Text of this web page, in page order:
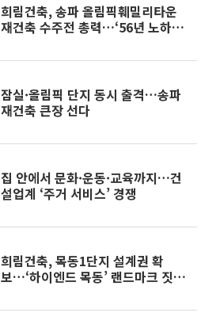
희림건축, 송파 올림픽훼밀리타운
재건축 수주전 총력…‘56년 노하우’
잠실·올림픽 단지 동시 출격…송파
재건축 큰장 선다
집 안에서 문화·운동·교육까지…건
설업계 ‘주거 서비스’ 경쟁
희림건축, 목동1단지 설계권 확
보…‘하이엔드 목동’ 랜드마크 짓는